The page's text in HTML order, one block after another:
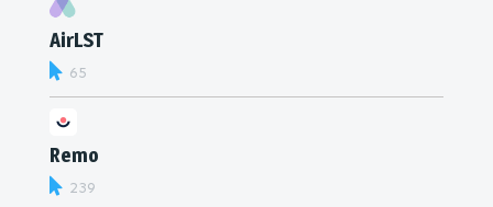
AirLST
65
Remo
239